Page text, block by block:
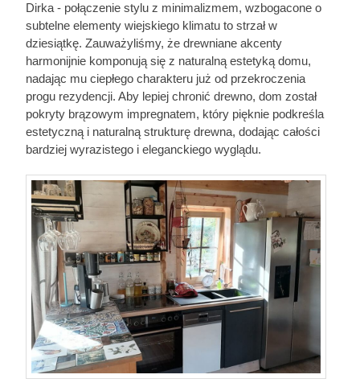
Dirka - połączenie stylu z minimalizmem, wzbogacone o
subtelne elementy wiejskiego klimatu to strzał w
dziesiątkę. Zauważyliśmy, że drewniane akcenty
harmonijnie komponują się z naturalną estetyką domu,
nadając mu ciepłego charakteru już od przekroczenia
progu rezydencji. Aby lepiej chronić drewno, dom został
pokryty brązowym impregnatem, który pięknie podkreśla
estetyczną i naturalną strukturę drewna, dodając całości
bardziej wyrazistego i eleganckiego wyglądu.